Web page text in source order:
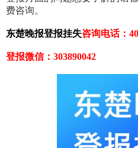
费咨询。
东楚晚报登报挂失咨询电话：
登报微信：303890042